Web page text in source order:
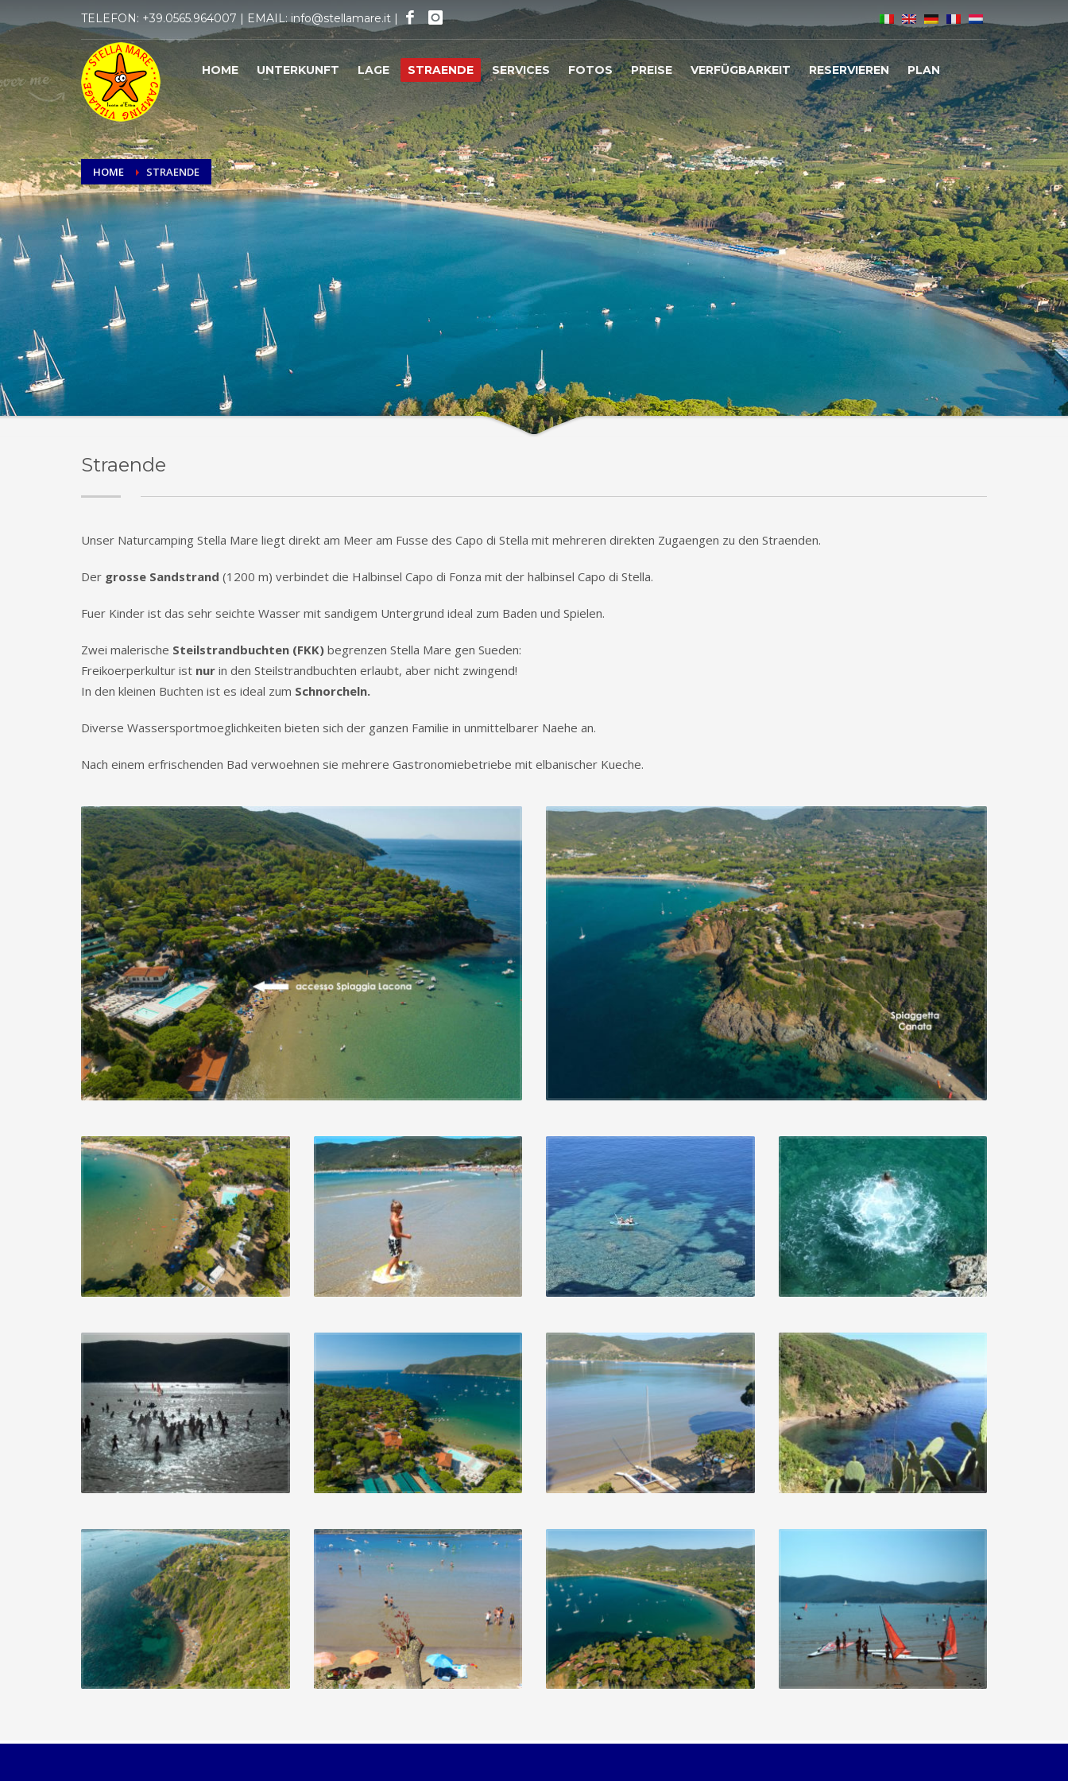
TELEFON: +39.0565.964007 | EMAIL: info@stellamare.it |
HOME UNTERKUNFT LAGE STRAENDE SERVICES FOTOS PREISE VERFÜGBARKEIT RESERVIEREN PLAN
HOME STRAENDE
Straende
Unser Naturcamping Stella Mare liegt direkt am Meer am Fusse des Capo di Stella mit mehreren direkten Zugaengen zu den Straenden.
Der grosse Sandstrand (1200 m) verbindet die Halbinsel Capo di Fonza mit der halbinsel Capo di Stella.
Fuer Kinder ist das sehr seichte Wasser mit sandigem Untergrund ideal zum Baden und Spielen.
Zwei malerische Steilstrandbuchten (FKK) begrenzen Stella Mare gen Sueden:
Freikoerperkultur ist nur in den Steilstrandbuchten erlaubt, aber nicht zwingend!
In den kleinen Buchten ist es ideal zum Schnorcheln.
Diverse Wassersportmoeglichkeiten bieten sich der ganzen Familie in unmittelbarer Naehe an.
Nach einem erfrischenden Bad verwoehnen sie mehrere Gastronomiebetriebe mit elbanischer Kueche.